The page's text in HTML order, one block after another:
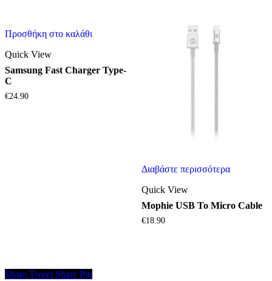
Προσθήκη στο καλάθι
Quick View
Samsung Fast Charger Type-
C
€24.90
Διαβάστε περισσότερα
Quick View
Mophie USB To Micro Cable
€18.90
Share Tweet Share Pin